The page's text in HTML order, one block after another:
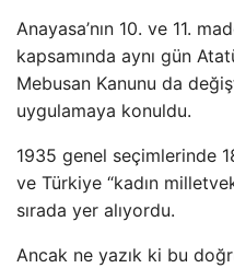
Anayasa’nın 10. ve 11.
kapsamında aynı gün
Mebusan Kanunu da
uygulamaya konuldu.
1935 genel seçimlerinde
ve Türkiye “kadın
sırada yer alıyordu.
Ancak ne yazık ki bu